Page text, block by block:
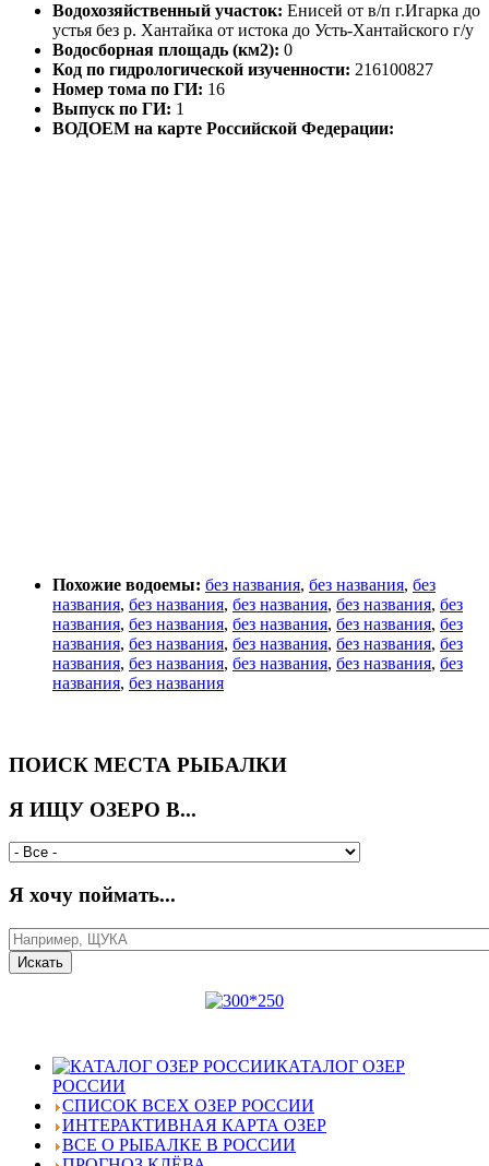
Водохозяйственный участок: Енисей от в/п г.Игарка до
устья без р. Хантайка от истока до Усть-Хантайского г/у
Водосборная площадь (км2): 0
Код по гидрологической изученности: 216100827
Номер тома по ГИ: 16
Выпуск по ГИ: 1
ВОДОЕМ на карте Российской Федерации:
Похожие водоемы: без названия, без названия, без
названия, без названия, без названия, без названия, без
названия, без названия, без названия, без названия, без
названия, без названия, без названия, без названия, без
названия, без названия, без названия, без названия, без
названия, без названия
ПОИСК МЕСТА РЫБАЛКИ
Я ИЩУ ОЗЕРО В...
Я хочу поймать...
КАТАЛОГ ОЗЕР
РОССИИ
СПИСОК ВСЕХ ОЗЕР РОССИИ
ИНТЕРАКТИВНАЯ КАРТА ОЗЕР
ВСЕ О РЫБАЛКЕ В РОССИИ